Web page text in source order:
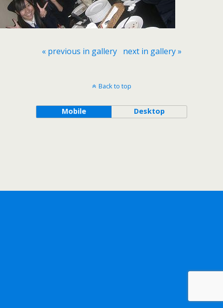
« previous in gallery next in gallery »
Back to top
Mobile Desktop